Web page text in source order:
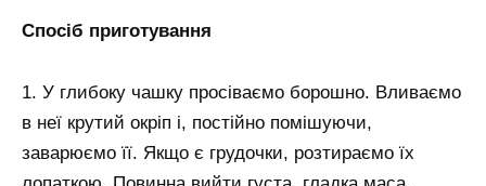
Спосіб приготування
1. У глибоку чашку просіваємо борошно. Вливаємо
в неї крутий окріп і, постійно помішуючи,
заварюємо її. Якщо є грудочки, розтираємо їх